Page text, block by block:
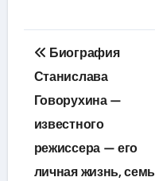
Навигация
по
записям
Биография
Станислава
Говорухина —
известного
режиссера — его
личная жизнь,